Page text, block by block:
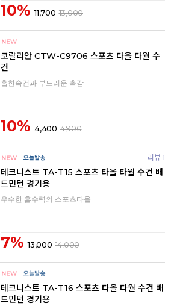
10% 11,700 13,000
코랄리안 CTW-C9706 스포츠 타올 타월 수
건
흡한속건과 부드러운 촉감
10% 4,400 4,900
리뷰 1
테크니스트 TA-T15 스포츠 타올 타월 수건 배
드민턴 경기용
우수한 흡수력의 스포츠타올
7% 13,000 14,000
테크니스트 TA-T16 스포츠 타올 타월 수건 배
드민턴 경기용